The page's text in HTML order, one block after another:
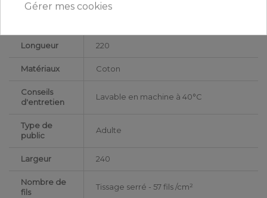
Longueur 220
Matériaux Coton
Conseils
d'entretien
Lavable en machine à 40°C
Type de
public
Adulte
Largeur 240
Nombre de
fils
Tissage serré - 57 fils /cm²
Gérer mes cookies